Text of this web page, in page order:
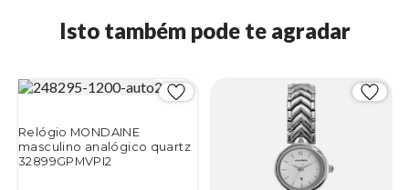
Isto também pode te agradar
Relógio MONDAINE
masculino analógico quartz
32899GPMVPI2